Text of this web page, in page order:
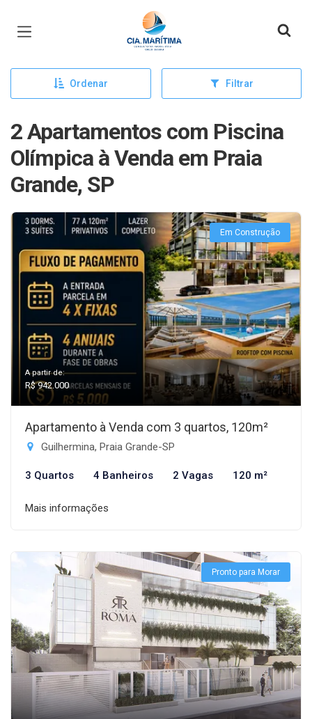
Página inicial
Ordenar Filtrar
2 Apartamentos com Piscina
Olímpica à Venda em Praia
Grande, SP
Em Construção
A partir de:
R$ 942.000
Apartamento à Venda com 3 quartos, 120m²
Guilhermina, Praia Grande-SP
3 Quartos 4 Banheiros 2 Vagas 120 m²
Mais informações
Pronto para Morar